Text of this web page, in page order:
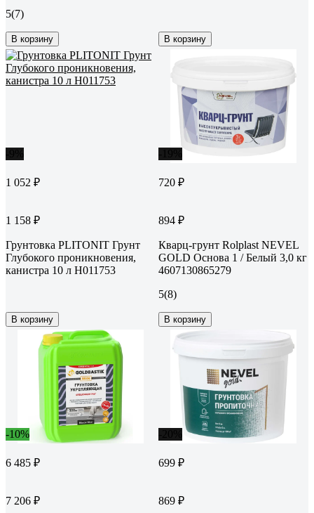
5(7)
В корзину В корзину
1 052 ₽
1 158 ₽
Грунтовка PLITONIT Грунт
Глубокого проникновения,
канистра 10 л Н011753
В корзину
720 ₽
894 ₽
Кварц-грунт Rolplast NEVEL
GOLD Основа 1 / Белый 3,0 кг
4607130865279
5(8)
В корзину
-10%
6 485 ₽
7 206 ₽
699 ₽
869 ₽